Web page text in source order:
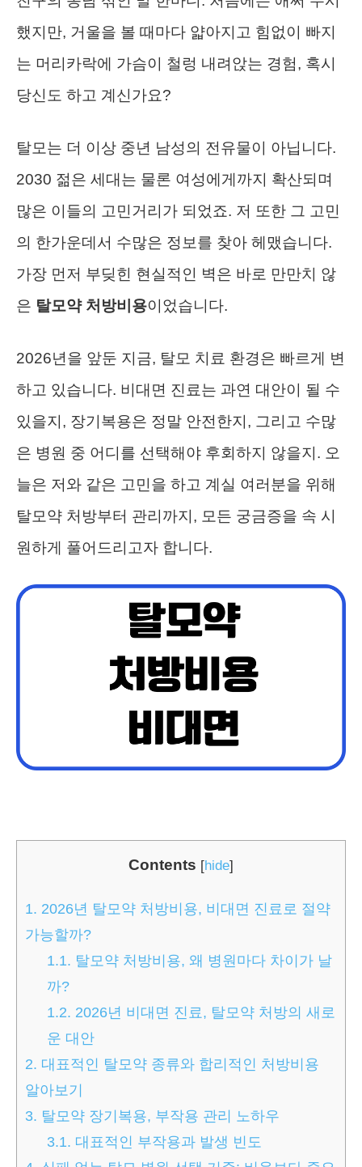
했지만, 거울을 볼 때마다 얇아지고 힘없이 빠지
는 머리카락에 가슴이 철렁 내려앉는 경험, 혹시
당신도 하고 계신가요?
탈모는 더 이상 중년 남성의 전유물이 아닙니다.
2030 젊은 세대는 물론 여성에게까지 확산되며
많은 이들의 고민거리가 되었죠. 저 또한 그 고민
의 한가운데서 수많은 정보를 찾아 헤맸습니다.
가장 먼저 부딪힌 현실적인 벽은 바로 만만치 않
은 탈모약 처방비용이었습니다.
2026년을 앞둔 지금, 탈모 치료 환경은 빠르게 변
하고 있습니다. 비대면 진료는 과연 대안이 될 수
있을지, 장기복용은 정말 안전한지, 그리고 수많
은 병원 중 어디를 선택해야 후회하지 않을지. 오
늘은 저와 같은 고민을 하고 계실 여러분을 위해
탈모약 처방부터 관리까지, 모든 궁금증을 속 시
원하게 풀어드리고자 합니다.
Contents [hide]
1. 2026년 탈모약 처방비용, 비대면 진료로 절약
가능할까?
1.1. 탈모약 처방비용, 왜 병원마다 차이가 날
까?
1.2. 2026년 비대면 진료, 탈모약 처방의 새로
운 대안
2. 대표적인 탈모약 종류와 합리적인 처방비용
알아보기
3. 탈모약 장기복용, 부작용 관리 노하우
3.1. 대표적인 부작용과 발생 빈도